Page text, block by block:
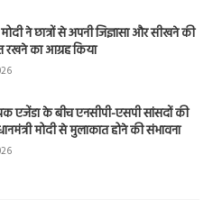
मोदी ने छात्रों से अपनी जिज्ञासा और सीखने की
रखने का आग्रह किया
एजेंडा के बीच एनसीपी-एसपी सांसदों की
मोदी से मुलाकात होने की संभावना